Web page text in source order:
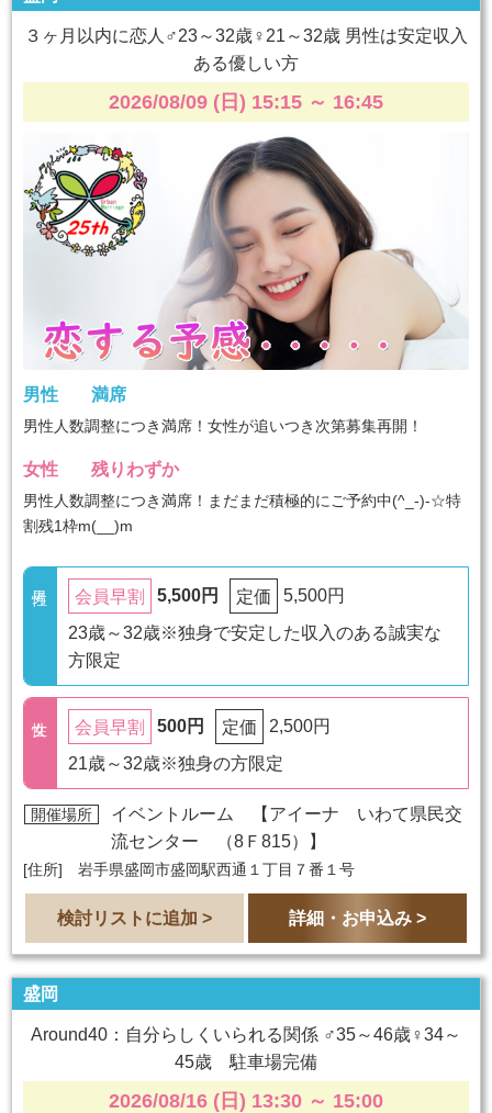
３ヶ月以内に恋人♂23～32歳♀21～32歳 男性は安定収入
ある優しい方
2026/08/09 (日) 15:15 ～ 16:45
男性 満席
男性人数調整につき満席！女性が追いつき次第募集再開！
女性 残りわずか
男性人数調整につき満席！まだまだ積極的にご予約中(^_-)-☆特
割残1枠m(__)m
会員早割 5,500円 定価
5,500円
23歳～32歳※独身で安定した収入のある誠実な
方限定
会員早割 500円 定価
2,500円
21歳～32歳※独身の方限定
開催場所 イベントルーム 【 アイーナ いわて県民交
流センター （8Ｆ815）
】
[住所] 岩手県盛岡市盛岡駅西通１丁目７番１号
検討リストに追加 > 詳細・お申込み >
盛岡
Around40：自分らしくいられる関係 ♂35～46歳♀34～
45歳 駐車場完備
2026/08/16 (日) 13:30 ～ 15:00